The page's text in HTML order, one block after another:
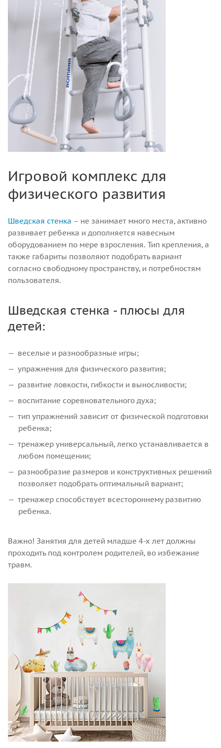
Игровой комплекс для
физического развития
Шведская стенка – не занимает много места, активно
развивает ребенка и дополняется навесным
оборудованием по мере взросления. Тип крепления, а
также габариты позволяют подобрать вариант
согласно свободному пространству, и потребностям
пользователя.
Шведская стенка - плюсы для
детей:
веселые и разнообразные игры;
упражнения для физического развития;
развитие ловкости, гибкости и выносливости;
воспитание соревновательного духа;
тип упражнений зависит от физической подготовки
ребенка;
тренажер универсальный, легко устанавливается в
любом помещении;
разнообразие размеров и конструктивных решений
позволяет подобрать оптимальный вариант;
тренажер способствует всестороннему развитию
ребенка.
Важно! Занятия для детей младше 4-х лет должны
проходить под контролем родителей, во избежание
травм.